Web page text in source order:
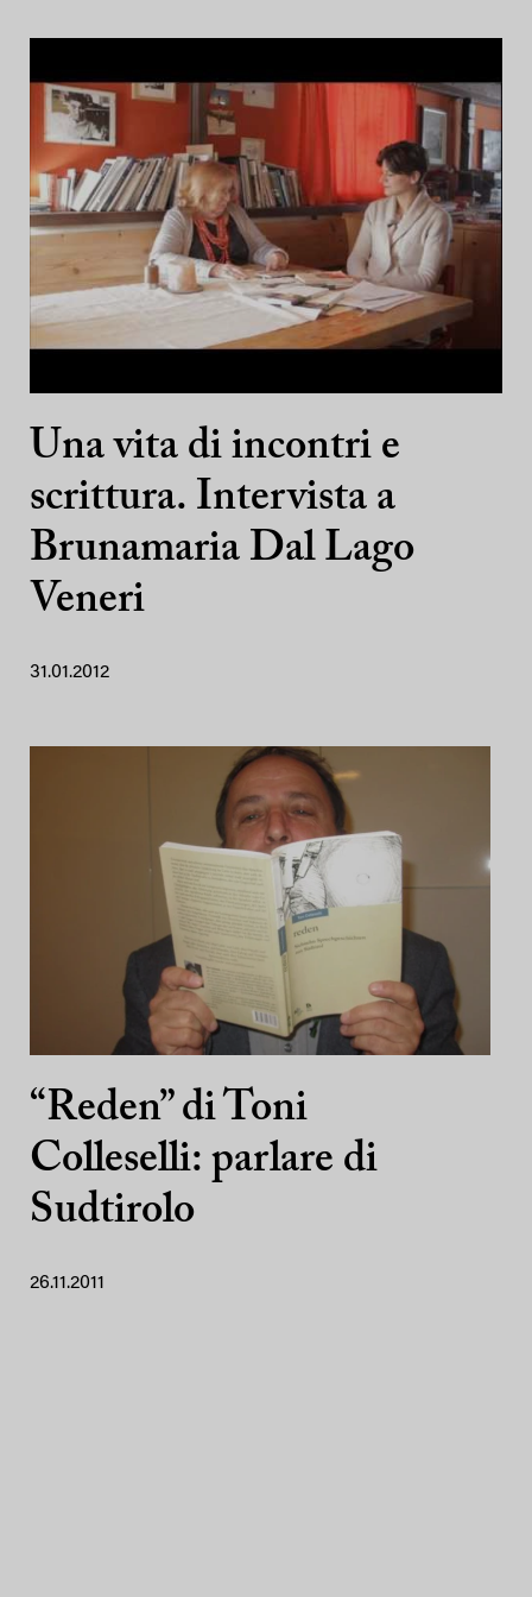
Una vita di incontri e
scrittura. Intervista a
Brunamaria Dal Lago
Veneri
31.01.2012
“Reden” di Toni
Colleselli: parlare di
Sudtirolo
26.11.2011